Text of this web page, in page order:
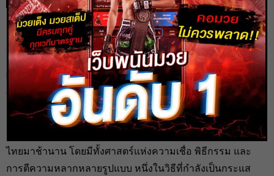
ชัยชาญช้างมงคล สัตว์ศักดิ์สิทธิ์ ให้เลขแม่น
ๆ เสี่ยงโชคพาได้ลาภในทุกงวด
Home วิธีการขอหวย ชัยชาญช้างมงคล สัตว์ศักดิ์สิทธิ์ ให้เลขแม่น ๆ เสี่ยงโชคพาได้ลาภในทุกงวด
heng99 29 ส.ค. 2025
การเสาะหาตัวเลขนำโชค เป็นกิจกรรมที่อยู่คู่กับวัฒนธรรม
ไทยมาช้านาน โดยมีทั้งศาสตร์แห่งความเชื่อ พิธีกรรม และ
การตีความหลากหลายรูปแบบ หนึ่งในวิธีที่กำลังเป็นกระแส